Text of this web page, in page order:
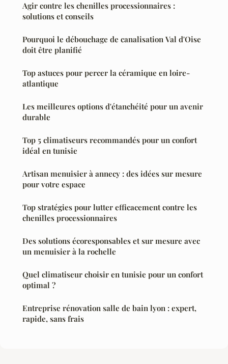
Agir contre les chenilles processionnaires :
solutions et conseils
Pourquoi le débouchage de canalisation Val d'Oise
doit être planifié
Top astuces pour percer la céramique en loire-
atlantique
Les meilleures options d'étanchéité pour un avenir
durable
Top 5 climatiseurs recommandés pour un confort
idéal en tunisie
Artisan menuisier à annecy : des idées sur mesure
pour votre espace
Top stratégies pour lutter efficacement contre les
chenilles processionnaires
Des solutions écoresponsables et sur mesure avec
un menuisier à la rochelle
Quel climatiseur choisir en tunisie pour un confort
optimal ?
Entreprise rénovation salle de bain lyon : expert,
rapide, sans frais